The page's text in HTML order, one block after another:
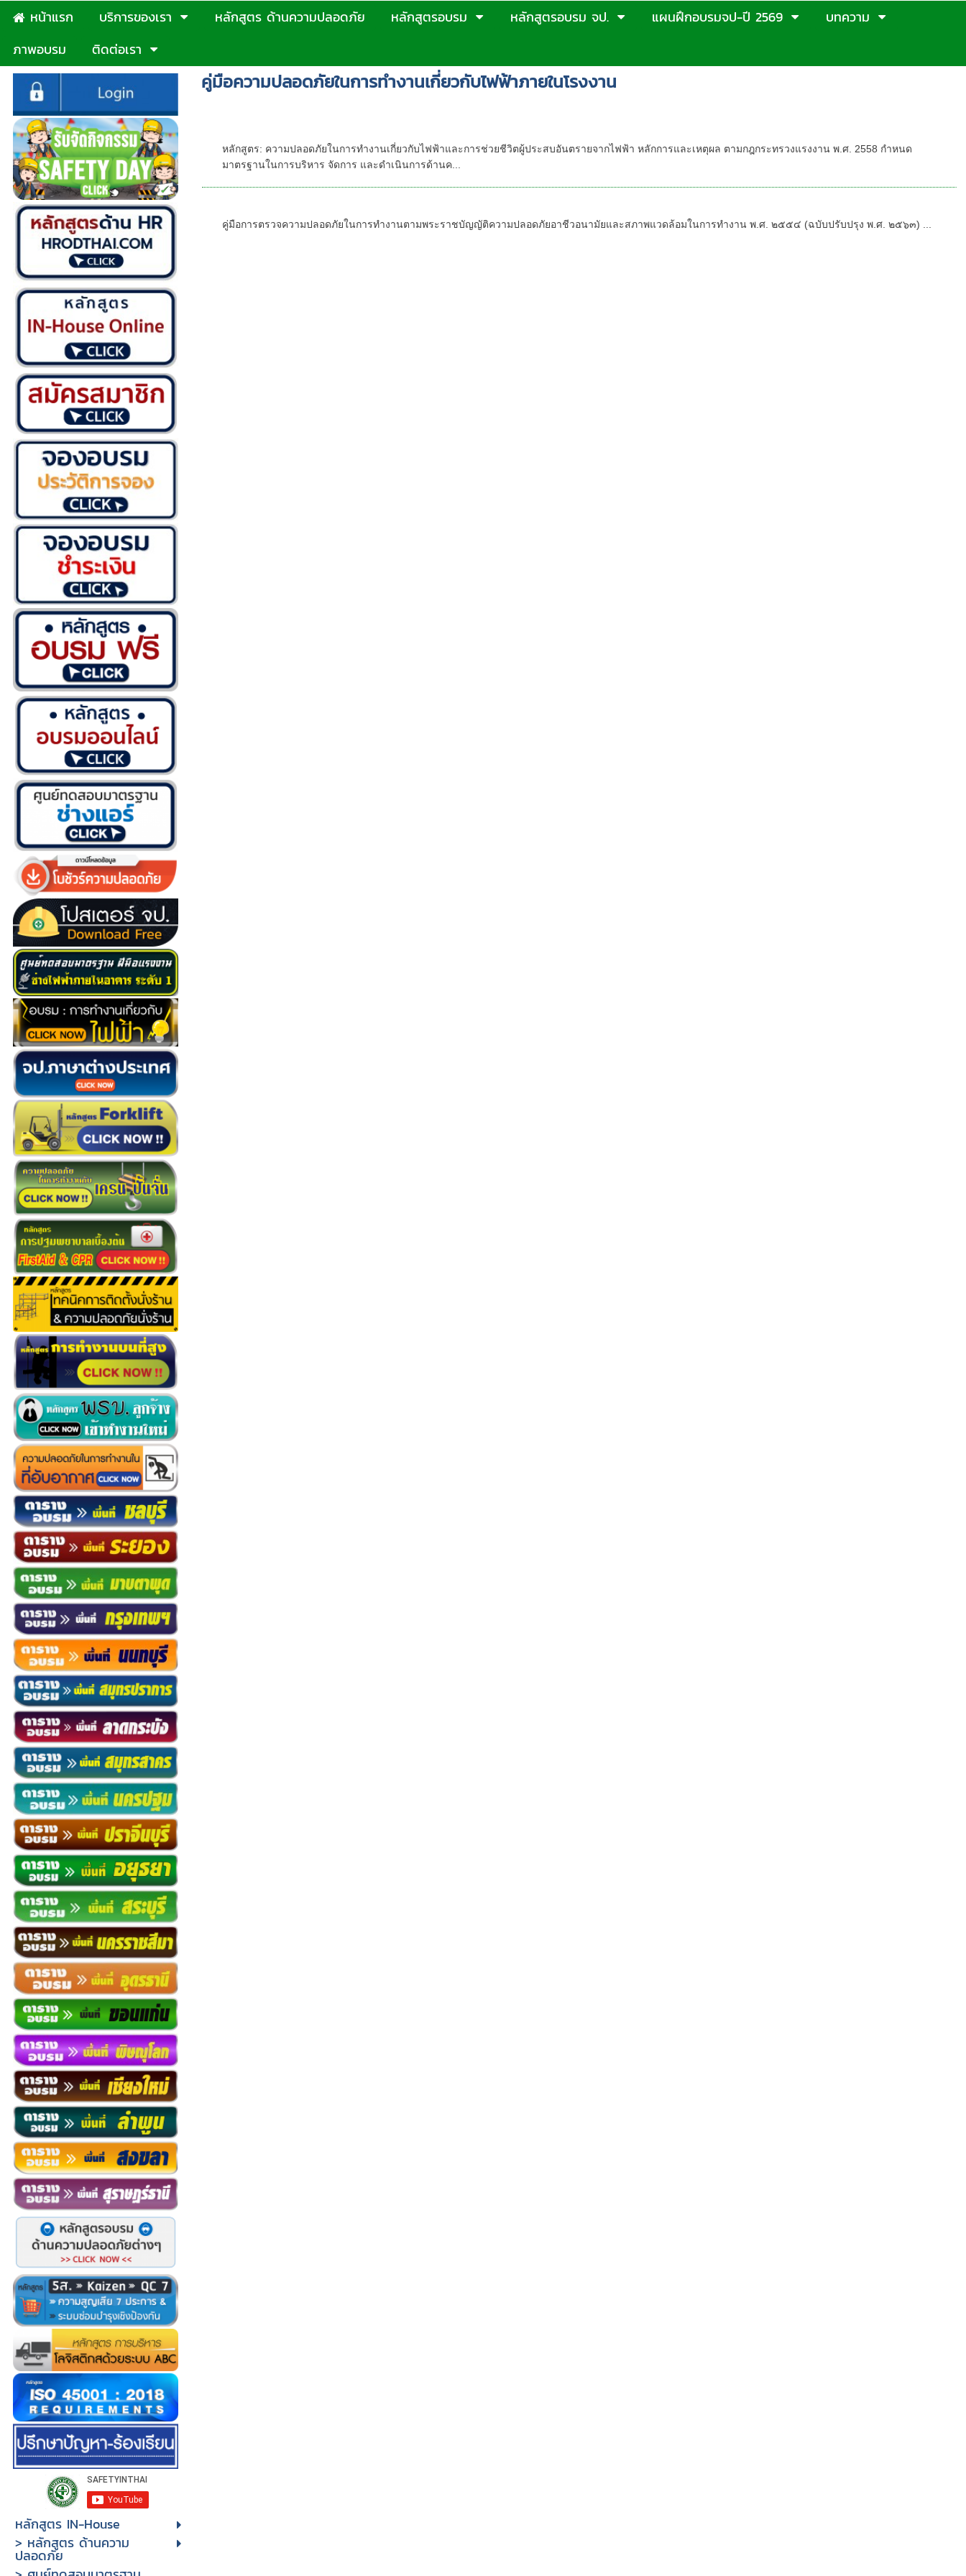
หน้าแรก บริการของเรา หลักสูตร ด้านความปลอดภัย หลักสูตรอบรม หลักสูตรอบรม จป. แผนฝึกอบรมจป-ปี 2569
บทความ
ภาพอบรม
ติดต่อเรา
หลักสูตร IN-House
> หลักสูตร ด้านความ
ปลอดภัย
คู่มือความปลอดภัยในการทำงานเกี่ยวกับไฟฟ้าภายในโรงงาน
หลักสูตร: ความปลอดภัยในการทำงานเกี่ยวกับไฟฟ้าและการช่วยชีวิตผู้ประสบอันตรายจากไฟฟ้า หลักการและเหตุผล ตามกฎกระทรวงแรงงาน พ.ศ. 2558 กำหนด
มาตรฐานในการบริหาร จัดการ และดำเนินการด้านค...
คู่มือการตรวจความปลอดภัยในการทำงานตามพระราชบัญญัติความปลอดภัยอาชีวอนามัยและสภาพแวดล้อมในการทำงาน พ.ศ. ๒๕๕๔ (ฉบับปรับปรุง พ.ศ. ๒๕๖๓) ...